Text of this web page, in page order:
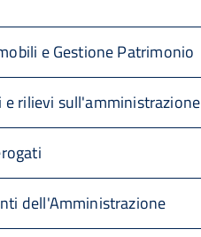
e Gestione Patrimonio
e rilievi sull'amministrazione
dell'Amministrazione